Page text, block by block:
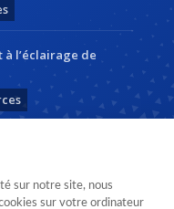
à l’éclairage de
sur notre site, nous
sur votre ordinateur